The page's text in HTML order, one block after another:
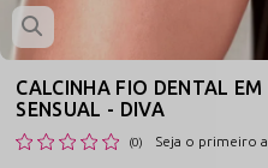
CALCINHA FIO DENTAL EM
SENSUAL - DIVA
(0) Seja o primeiro